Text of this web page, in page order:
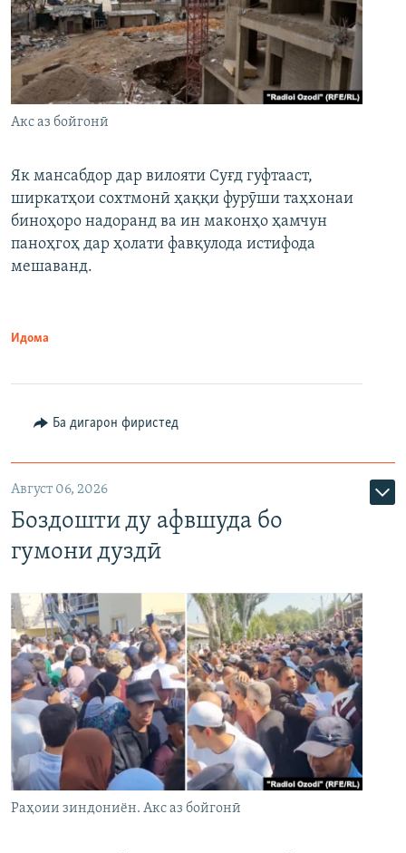
Акс аз бойгонӣ
Як мансабдор дар вилояти Суғд гуфтааст,
ширкатҳои сохтмонӣ ҳаққи фурӯши таҳхонаи
биноҳоро надоранд ва ин маконҳо ҳамчун
паноҳгоҳ дар ҳолати фавқулода истифода
мешаванд.
Идома
Ба дигарон фиристед
Август 06, 2026
Боздошти ду афвшуда бо
гумони дуздӣ
Раҳоии зиндониён. Акс аз бойгонӣ